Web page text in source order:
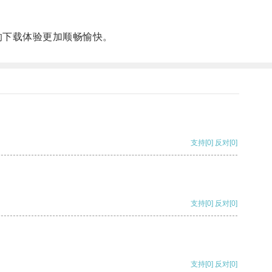
载体验更加顺畅愉快。
支持[0] 反对[0]
支持[0] 反对[0]
支持[0] 反对[0]